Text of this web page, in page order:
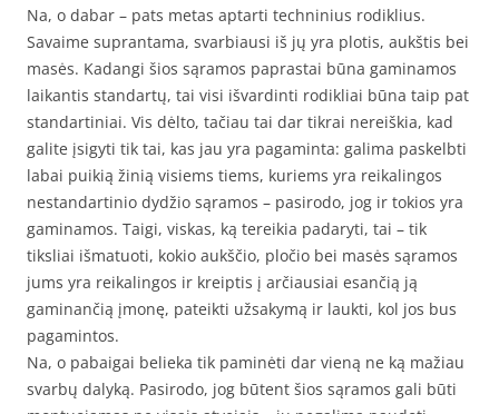
Na, o dabar – pats metas aptarti techninius rodiklius.
Savaime suprantama, svarbiausi iš jų yra plotis, aukštis bei
masės. Kadangi šios sąramos paprastai būna gaminamos
laikantis standartų, tai visi išvardinti rodikliai būna taip pat
standartiniai. Vis dėlto, tačiau tai dar tikrai nereiškia, kad
galite įsigyti tik tai, kas jau yra pagaminta: galima paskelbti
labai puikią žinią visiems tiems, kuriems yra reikalingos
nestandartinio dydžio sąramos – pasirodo, jog ir tokios yra
gaminamos. Taigi, viskas, ką tereikia padaryti, tai – tik
tiksliai išmatuoti, kokio aukščio, pločio bei masės sąramos
jums yra reikalingos ir kreiptis į arčiausiai esančią ją
gaminančią įmonę, pateikti užsakymą ir laukti, kol jos bus
pagamintos.
Na, o pabaigai belieka tik paminėti dar vieną ne ką mažiau
svarbų dalyką. Pasirodo, jog būtent šios sąramos gali būti